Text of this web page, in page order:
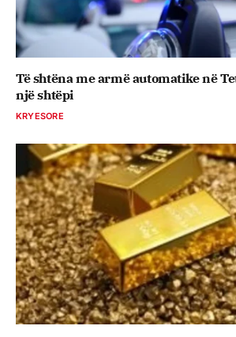
Të shtëna me armë automatike në
një shtëpi
KRYESORE